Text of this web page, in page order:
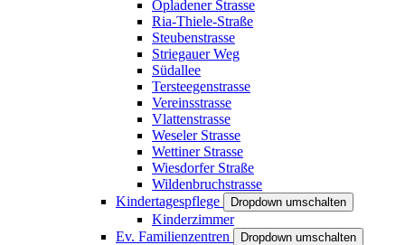
Opladener Strasse
Ria-Thiele-Straße
Steubenstrasse
Striegauer Weg
Südallee
Tersteegenstrasse
Vereinsstrasse
Vlattenstrasse
Weseler Strasse
Wettiner Strasse
Wiesdorfer Straße
Wildenbruchstrasse
Kindertagespflege
Dropdown umschalten
Kinderzimmer
Ev. Familienzentren
Dropdown umschalten